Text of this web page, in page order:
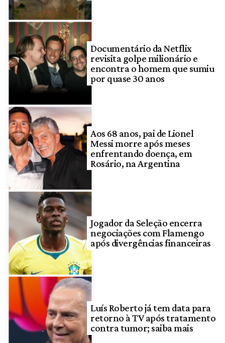
Documentário da Netflix
revisita golpe milionário e
encontra o homem que sumiu
por quase 30 anos
Aos 68 anos, pai de Lionel
Messi morre após meses
enfrentando doença, em
Rosário, na Argentina
Jogador da Seleção encerra
negociações com Flamengo
após divergências financeiras
Luís Roberto já tem data para
retorno à TV após tratamento
contra tumor; saiba mais